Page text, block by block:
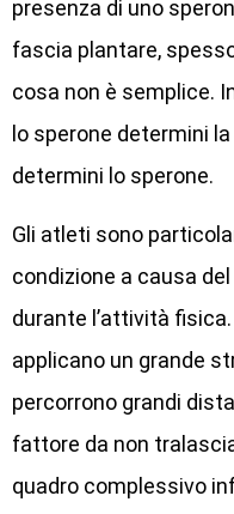
presenza di uno
fascia plantare,
cosa non è semplice.
lo sperone determini
determini lo sperone.
Gli atleti sono
condizione a causa
durante l’attività
applicano un grande
percorrono grandi
fattore da non
quadro complessivo